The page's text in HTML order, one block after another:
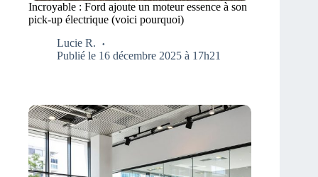
Incroyable : Ford ajoute un moteur essence à son
pick-up électrique (voici pourquoi)
Lucie R.
Publié le 16 décembre 2025 à 17h21